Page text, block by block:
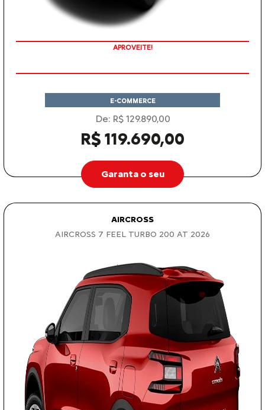
APROVEITE!
E-COMMERCE
De: R$ 129.890,00
R$ 119.690,00
Garanta o seu
AIRCROSS
AIRCROSS 7 FEEL TURBO 200 AT 2026